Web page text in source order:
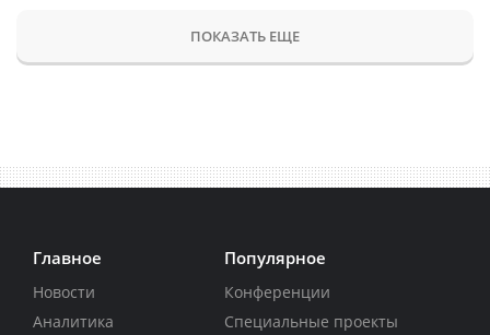
ПОКАЗАТЬ ЕЩЕ
Главное
Новости
Аналитика
Популярное
Конференции
Специальные проекты